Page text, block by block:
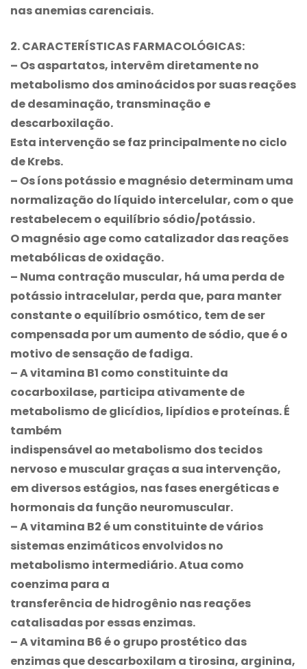
nas anemias carenciais.
2. CARACTERÍSTICAS FARMACOLÓGICAS:
– Os aspartatos, intervêm diretamente no
metabolismo dos aminoácidos por suas reações
de desaminação, transminação e
descarboxilação.
Esta intervenção se faz principalmente no ciclo
de Krebs.
– Os íons potássio e magnésio determinam uma
normalização do líquido intercelular, com o que
restabelecem o equilíbrio sódio/potássio.
O magnésio age como catalizador das reações
metabólicas de oxidação.
– Numa contração muscular, há uma perda de
potássio intracelular, perda que, para manter
constante o equilíbrio osmótico, tem de ser
compensada por um aumento de sódio, que é o
motivo de sensação de fadiga.
– A vitamina B1 como constituinte da
cocarboxilase, participa ativamente de
metabolismo de glicídios, lipídios e proteínas. É
também
indispensável ao metabolismo dos tecidos
nervoso e muscular graças a sua intervenção,
em diversos estágios, nas fases energéticas e
hormonais da função neuromuscular.
– A vitamina B2 é um constituinte de vários
sistemas enzimáticos envolvidos no
metabolismo intermediário. Atua como
coenzima para a
transferência de hidrogênio nas reações
catalisadas por essas enzimas.
– A vitamina B6 é o grupo prostético das
enzimas que descarboxilam a tirosina, arginina,